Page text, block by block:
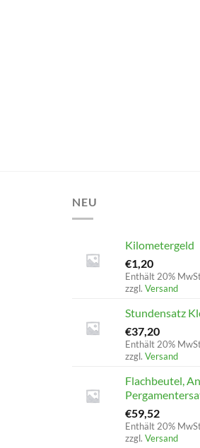
NEU
Kilometergeld
€1,20
Enthält 20%
zzgl. Versand
Stundensatz
€37,20
Enthält 20%
zzgl. Versand
Flachbeutel,
€59,52
Enthält 20%
zzgl. Versand